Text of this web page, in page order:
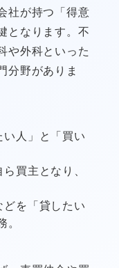
社が持つ「得意
となります。不
や外科といった
分野がありま
人」と「買い
買主となり、
どを「貸したい